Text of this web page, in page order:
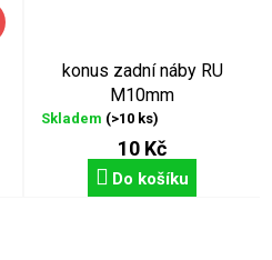
konus zadní náby RU
M10mm
Skladem (>10 ks)
10 Kč
Do košíku